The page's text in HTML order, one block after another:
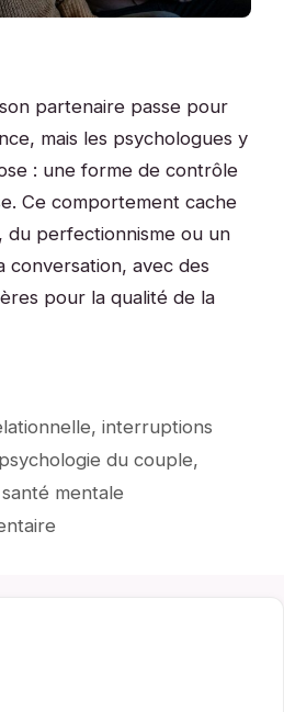
partenaire passe pour
mais les psychologues y
: une forme de contrôle
Ce comportement cache
du perfectionnisme ou un
conversation, avec des
pour la qualité de la
,interruptions
psychologie du couple,
santé mentale